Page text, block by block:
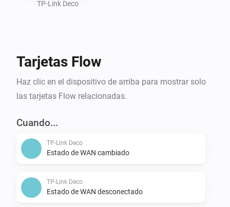
conexión fluida que la App TP-Link Deco aporta a tu
al mando de tu conexión. Mantente conectado y
TP-Link Deco
Tarjetas Flow
Haz clic en el dispositivo de arriba para mostrar solo
las tarjetas Flow relacionadas.
Cuando...
TP-Link Deco
Estado de WAN cambiado
TP-Link Deco
Estado de WAN desconectado